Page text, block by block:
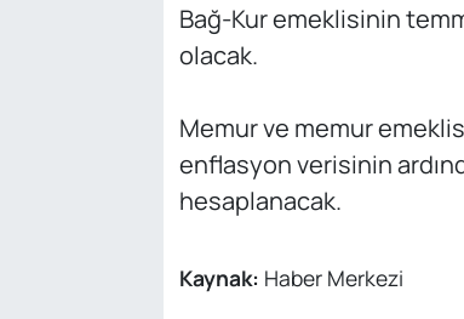
Bağ-Kur emeklisinin
olacak.
Memur ve memur
enflasyon verisinin
hesaplanacak.
Kaynak: Haber Merkezi